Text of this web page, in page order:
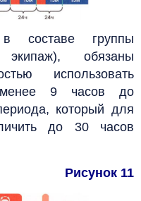
составе группы
обязаны
использовать
9 часов до
который для
до 30 часов
Рисунок 11